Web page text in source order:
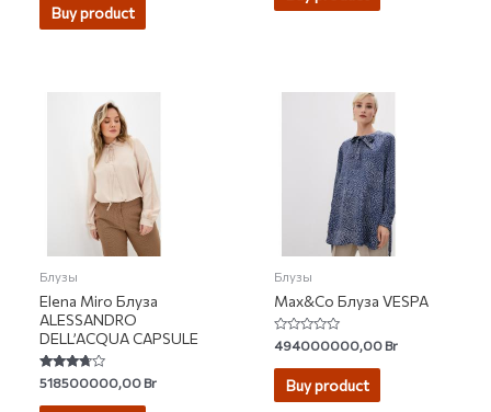
Buy product
Блузы
Elena Miro Блуза
ALESSANDRO
DELL’ACQUA CAPSULE
Rated
3.50
out of 5
518500000,00Br
Блузы
Max&Co Блуза VESPA
Rated
0
out
494000000,00Br
Buy product